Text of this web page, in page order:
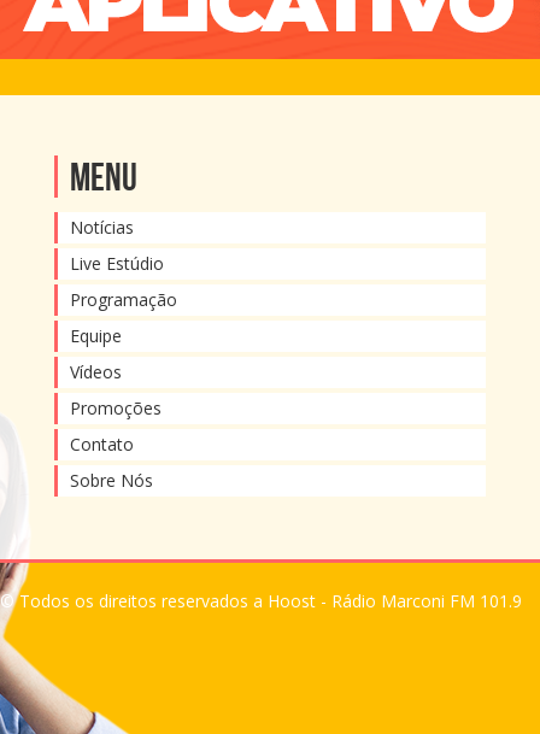
Menu
Notícias
Live Estúdio
Programação
Equipe
Vídeos
Promoções
Contato
Sobre Nós
© Todos os direitos reservados a Hoost - Rádio Marconi FM 101.9